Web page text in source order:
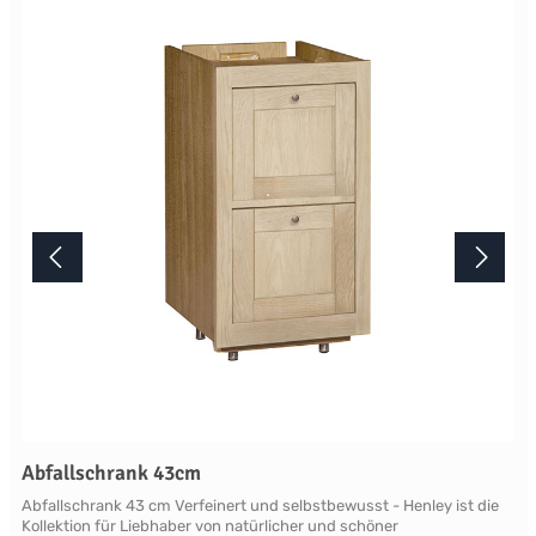
Produktes nicht authentisch wiedergegeben wird. Ihre Fragen zu
diesem Artikel beantworten wir Ihnen gerne telefonisch unter +49
2381 97372-0,per E-Mail an shop@landlord-living.de oder nach
Terminabsprache persönlich in unserem Showroom.
Abfallschrank 43cm
Abfallschrank 43 cm Verfeinert und selbstbewusst - Henley ist die
Kollektion für Liebhaber von natürlicher und schöner